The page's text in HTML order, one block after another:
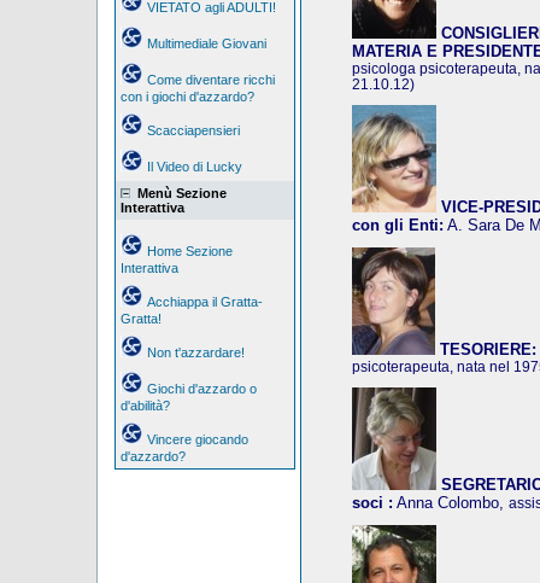
VIETATO agli ADULTI!
Multimediale Giovani
Come diventare ricchi
con i giochi d'azzardo?
Scacciapensieri
Il Video di Lucky
Menù Sezione
Interattiva
Home Sezione
Interattiva
Acchiappa il Gratta-
Gratta!
Non t'azzardare!
Giochi d'azzardo o
d'abilità?
Vincere giocando
d'azzardo?
MATERIA E
psicologa psicoterapeuta,
21.10.12)
VICE-
con gli Enti: A. Sara De
TESORIERE:
psicoterapeuta, nata nel
soci : Anna Colombo,